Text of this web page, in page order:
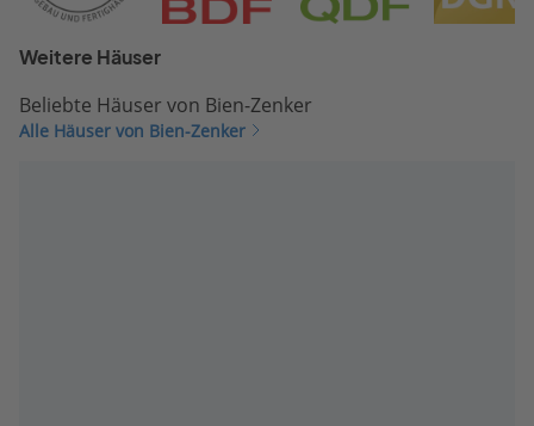
Weitere Häuser
Beliebte Häuser von Bien-Zenker
Alle Häuser von Bien-Zenker